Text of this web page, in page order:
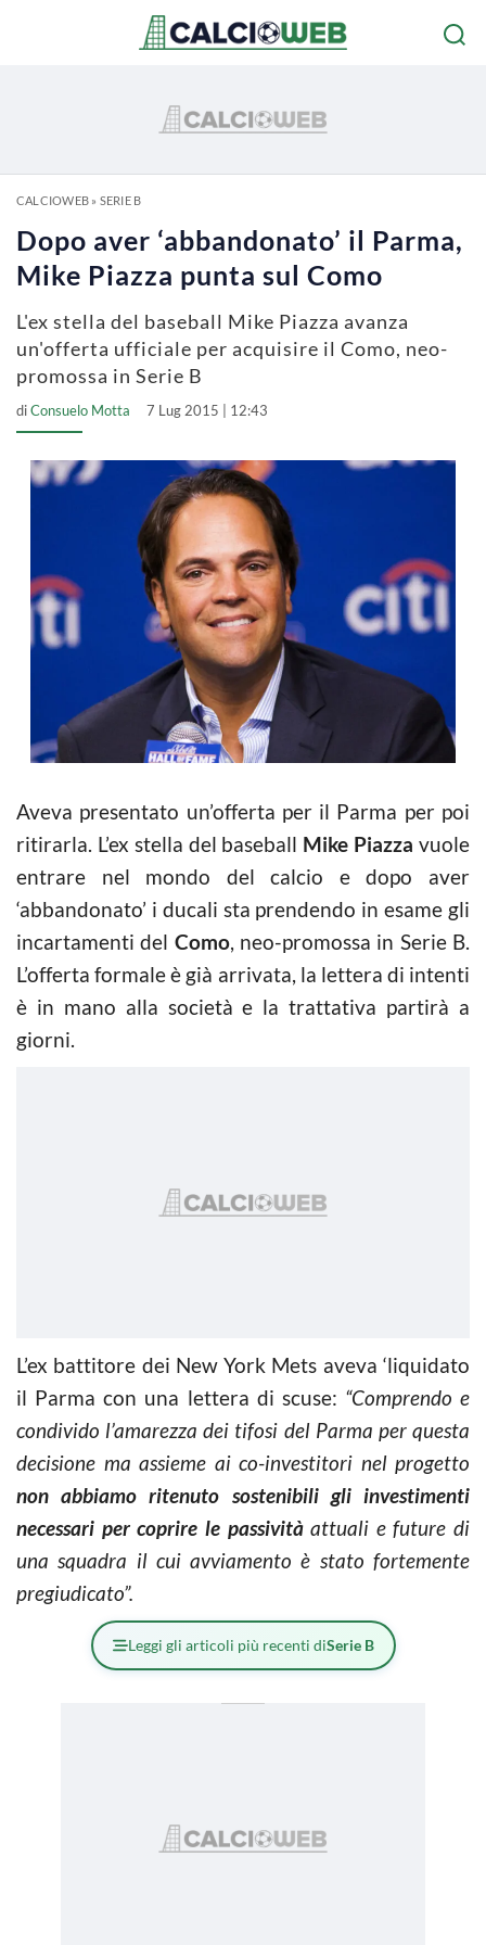
CALCIOWEB» SERIE B
Dopo aver ‘abbandonato’ il Parma,
Mike Piazza punta sul Como
L'ex stella del baseball Mike Piazza avanza
un'offerta ufficiale per acquisire il Como, neo-
promossa in Serie B
diConsuelo Motta 7 Lug 2015 | 12:43
Aveva presentato un’offerta per il Parma per poi
ritirarla. L’ex stella del baseball Mike Piazza vuole
entrare nel mondo del calcio e dopo aver
‘abbandonato’ i ducali sta prendendo in esame gli
incartamenti del Como, neo-promossa in Serie B.
L’offerta formale è già arrivata, la lettera di intenti
è in mano alla società e la trattativa partirà a
giorni.
L’ex battitore dei New York Mets aveva ‘liquidato
il Parma con una lettera di scuse: “Comprendo e
condivido l’amarezza dei tifosi del Parma per questa
decisione ma assieme ai co-investitori nel progetto
non abbiamo ritenuto sostenibili gli investimenti
necessari per coprire le passivitàattuali e future di
una squadra il cui avviamento è stato fortemente
pregiudicato”.
Leggi gli articoli più recenti diSerie B